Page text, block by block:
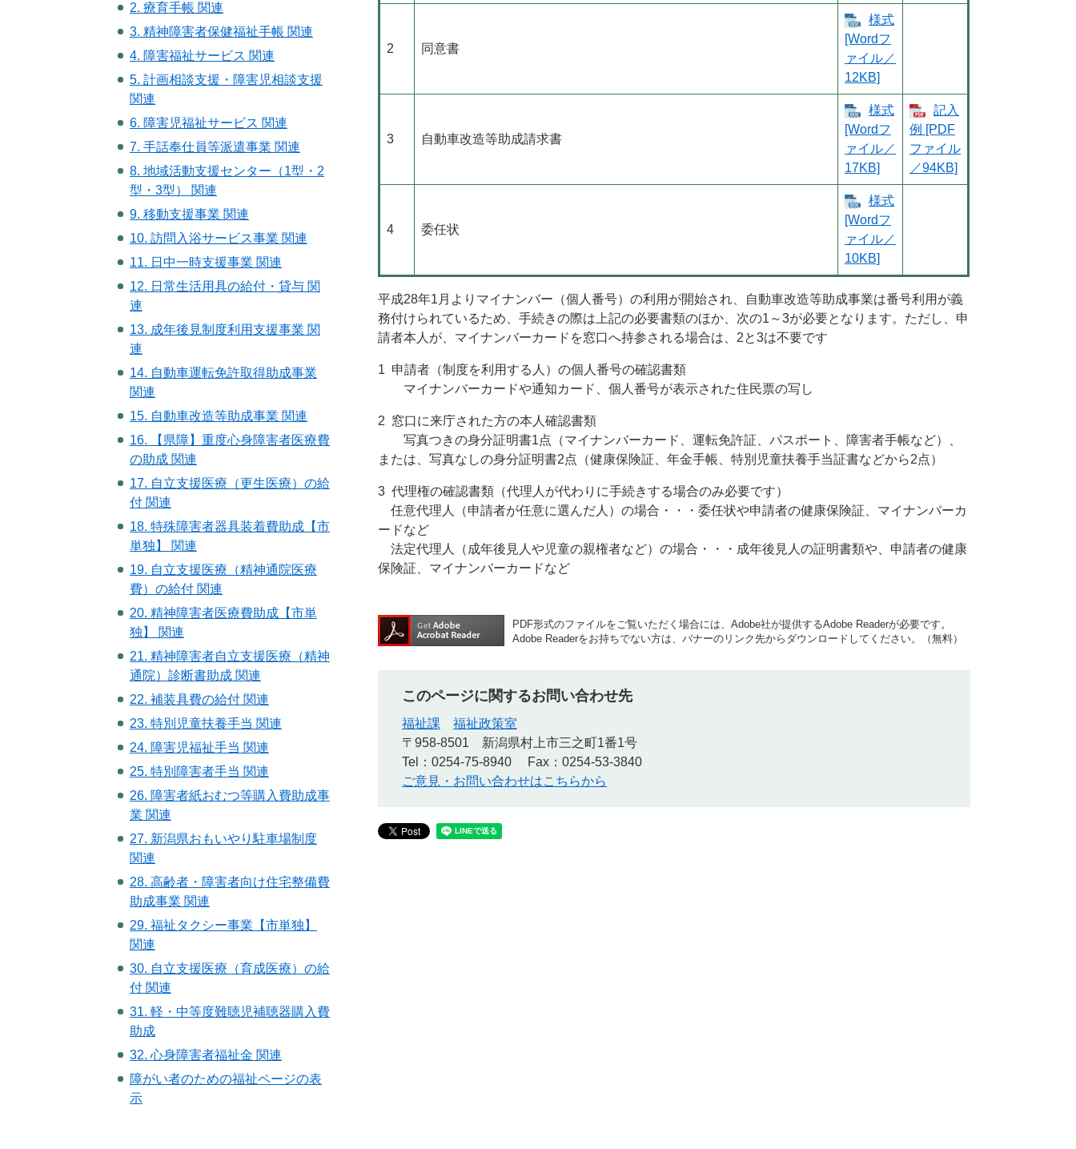
2 同意書
様式
[Wordフ
ァイル／
12KB]
3 自動車改造等助成請求書
様式
[Wordフ
ァイル／
17KB]
記入
例 [PDF
ファイル
／94KB]
4 委任状
様式
[Wordフ
ァイル／
10KB]
平成28年1月よりマイナンバー（個人番号）の利用が開始され、自動車改造等助成事業は番号利用が義
務付けられているため、手続きの際は上記の必要書類のほか、次の1～3が必要となります。ただし、申
請者本人が、マイナンバーカードを窓口へ持参される場合は、2と3は不要です
1 申請者（制度を利用する人）の個人番号の確認書類
マイナンバーカードや通知カード、個人番号が表示された住民票の写し
2 窓口に来庁された方の本人確認書類
写真つきの身分証明書1点（マイナンバーカード、運転免許証、パスポート、障害者手帳など）、
または、写真なしの身分証明書2点（健康保険証、年金手帳、特別児童扶養手当証書などから2点）
3 代理権の確認書類（代理人が代わりに手続きする場合のみ必要です）
任意代理人（申請者が任意に選んだ人）の場合・・・委任状や申請者の健康保険証、マイナンバーカ
ードなど
法定代理人（成年後見人や児童の親権者など）の場合・・・成年後見人の証明書類や、申請者の健康
保険証、マイナンバーカードなど
PDF形式のファイルをご覧いただく場合には、Adobe社が提供するAdobe Readerが必要です。
Adobe Readerをお持ちでない方は、バナーのリンク先からダウンロードしてください。（無料）
このページに関するお問い合わせ先
福祉課
福祉政策室
〒958-8501
新潟県村上市三之町1番1号
Tel：0254-75-8940
Fax：0254-53-3840
ご意見・お問い合わせはこちらから
2. 療育手帳 関連
3. 精神障害者保健福祉手帳 関連
4. 障害福祉サービス 関連
5. 計画相談支援・障害児相談支援
関連
6. 障害児福祉サービス 関連
7. 手話奉仕員等派遣事業 関連
8. 地域活動支援センター（1型・2
型・3型） 関連
9. 移動支援事業 関連
10. 訪問入浴サービス事業 関連
11. 日中一時支援事業 関連
12. 日常生活用具の給付・貸与 関
連
13. 成年後見制度利用支援事業 関
連
14. 自動車運転免許取得助成事業
関連
15. 自動車改造等助成事業 関連
16. 【県障】重度心身障害者医療費
の助成 関連
17. 自立支援医療（更生医療）の給
付 関連
18. 特殊障害者器具装着費助成【市
単独】 関連
19. 自立支援医療（精神通院医療
費）の給付 関連
20. 精神障害者医療費助成【市単
独】 関連
21. 精神障害者自立支援医療（精神
通院）診断書助成 関連
22. 補装具費の給付 関連
23. 特別児童扶養手当 関連
24. 障害児福祉手当 関連
25. 特別障害者手当 関連
26. 障害者紙おむつ等購入費助成事
業 関連
27. 新潟県おもいやり駐車場制度
関連
28. 高齢者・障害者向け住宅整備費
助成事業 関連
29. 福祉タクシー事業【市単独】
関連
30. 自立支援医療（育成医療）の給
付 関連
31. 軽・中等度難聴児補聴器購入費
助成
32. 心身障害者福祉金 関連
障がい者のための福祉ページの表
示